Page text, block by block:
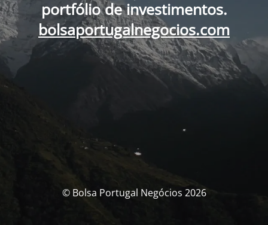
portfólio de investimentos.
bolsaportugalnegocios.com
© Bolsa Portugal Negócios 2026